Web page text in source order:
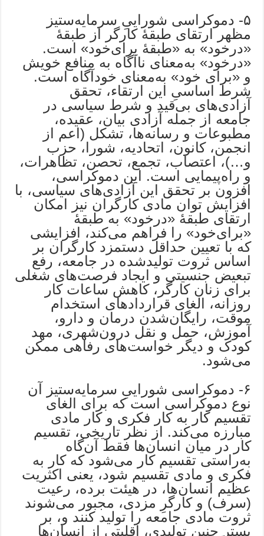
۵- دموکراسی شوراییِ سرمایه‌ستیز
مظهر ارتقای طبقۀ کارگر از طبقۀ
«درخود» به «طبقۀ برای‌خود» است.
«درخود» به‌معنای ناآگاه به منافع خویش
و «برای خود» به‌معنای خود‌آگاه است.
شرط اساسیِ این ارتقاء، تحقق
آزادی‌های بی‌قید و شرط سیاسی در
جامعه از جمله آزادی بیان، عقیده،
مطبوعات و رسانه‌ها، تشکل (اعم از
انجمن، کانون، اتحادیه، شورا، حزب
و…)، اعتصاب، تجمع، تحصن، تظاهرات،
و راه‌پیمایی است. این دموکراسی،
افزون بر تحقق این آزادی‌های سیاسی، با
افزایش توان مادی کارگران نیز امکان
ارتقای طبقۀ «درخود» به طبقۀ
«برای‌خود» را فراهم می‌کند، افزایشی
که با تعیین حداقل دستمزد کارگران بر
اساس ثروت تولیدشده در جامعه، رفع
تبعیض جنسیتی و ایجاد فرصت‌های شغلی
برای زنان کارگر، کاهش ساعات کار
روزانه، الغای قراردادهای استخدام
موقت، رایگان‌شدن درمان و دارو،
آموزش، حمل و نقل درون‌شهری، مهد
کودک و دیگر خواست‌های رفاهی ممکن
می‌شود.
۶- دموکراسی شوراییِ سرمایه‌ستیز آن
نوع دموکراسی است که برای الغای
تقسیم کار به کار فکری و کار مادی
مبارزه می‌کند. از نظر تاریخی، تقسیم
کار در میان انسان‌ها فقط آن‌گاه
به‌راستی تقسیم کار می‌شود که کار به
فکری و مادی تقسیم شود، یعنی اکثریت
عظیم انسان‌ها، در هیئت برده، رعیت
(سرف) و کارگرِ مزدی، مجبور می‌شوند
ثروت مادی جامعه را تولید کنند و، بر
بستر چنین تولیدی، اقلیتی از انسان‌ها